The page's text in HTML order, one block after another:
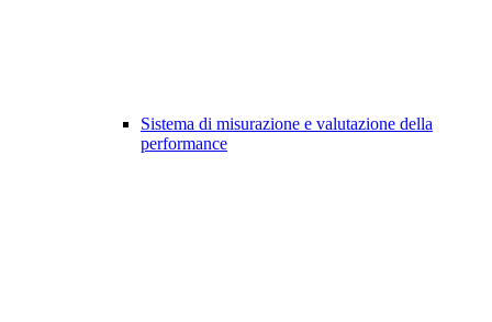
Sistema di misurazione e valutazione della
performance